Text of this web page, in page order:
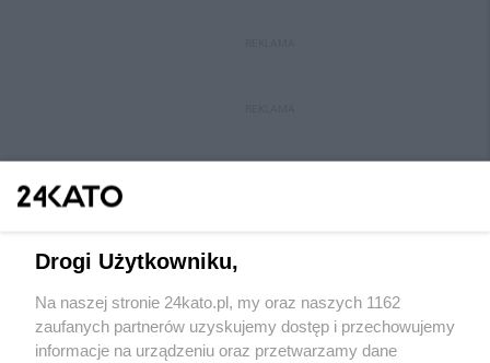
Wydawca mediów lokalnych
Drogi Użytkowniku,
Na naszej stronie 24kato.pl, my oraz naszych 1162
zaufanych partnerów uzyskujemy dostęp i przechowujemy
informacje na urządzeniu oraz przetwarzamy dane